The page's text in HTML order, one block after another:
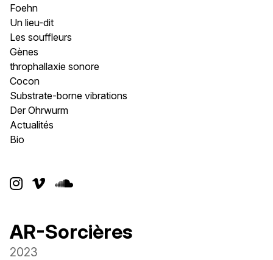
Foehn
Un lieu-dit
Les souffleurs
Gènes
throphallaxie sonore
Cocon
Substrate-borne vibrations
Der Ohrwurm
Actualités
Bio
  
AR-Sorcières
2023